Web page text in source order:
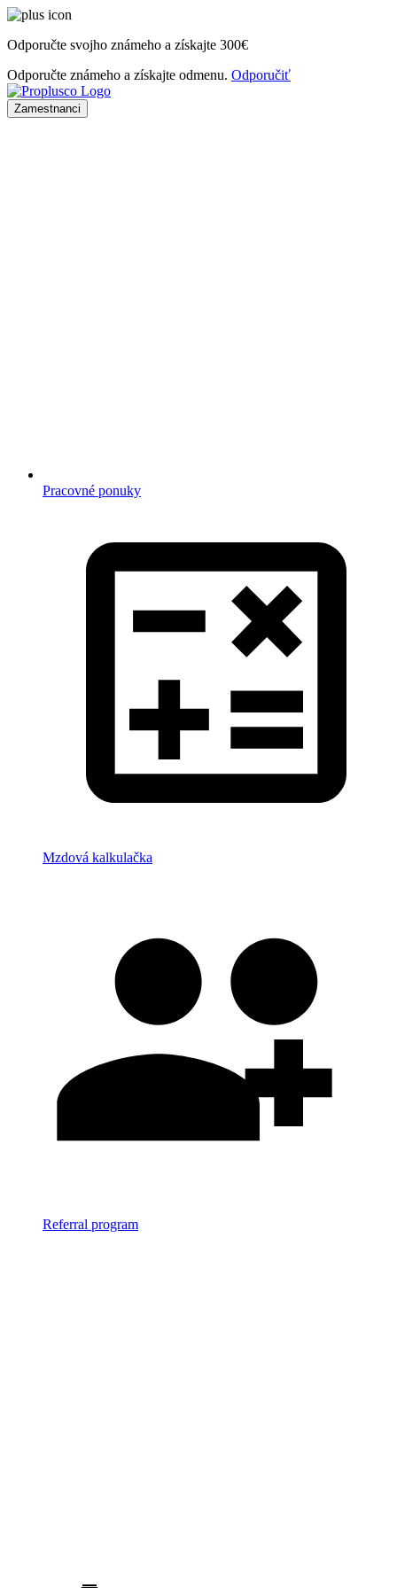
Odporučte svojho známeho a získajte 300€
Odporučte známeho a získajte odmenu. Odporučiť
Zamestnanci
Pracovné ponuky
Mzdová kalkulačka
Referral program